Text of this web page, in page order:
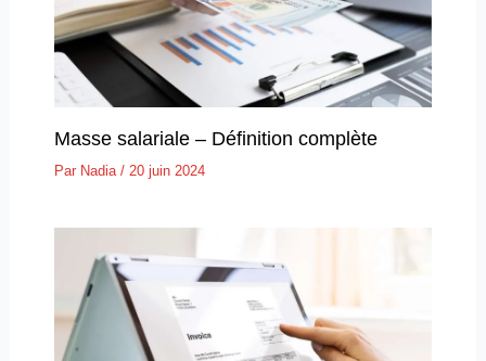
Masse salariale – Définition complète
Par Nadia / 20 juin 2024